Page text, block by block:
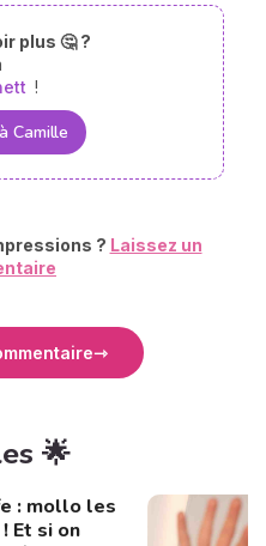
plus 🤔 ?
!
Camille
? Laissez un
🌟
: mollo les
Et si on